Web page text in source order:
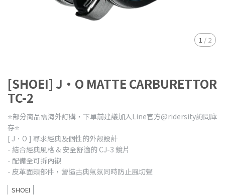
1 / 2
[SHOEI] J・O MATTE CARBURETTOR
TC-2
⭐️部分商品需海外訂購，下單前建議加入Line官方@ridersity詢問庫
存⭐️
[ J．O ] 尋求經典及個性的外殼設計
- 結合經典風格 & 安全舒適的 CJ-3 鏡片
- 配備全可拆內襯
- 皮革面頰部件，營造古典氣氛同時防止風切聲
SHOEI